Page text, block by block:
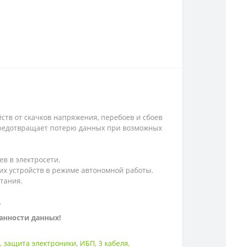
от скачков напряжения, перебоев и сбоев
потерю данных при возможных
в электросети.
устройств в режиме автономной работы.
данных!
, защита электроники, ИБП, 3 кабеля,